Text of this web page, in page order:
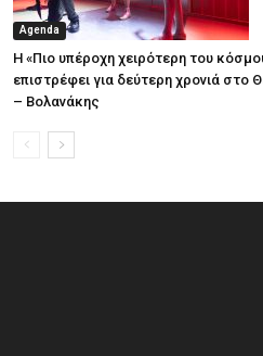
Agenda
Η «Πιο υπέροχη χειρότερη του
επιστρέφει για δεύτερη χρονιά στο
– Βολανάκης